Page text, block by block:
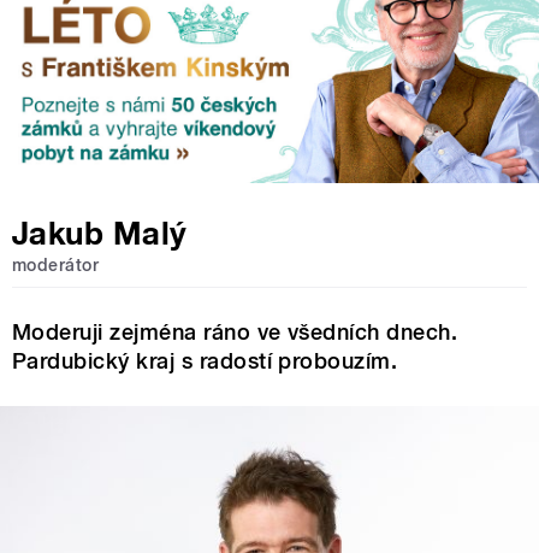
Jakub Malý
moderátor
Moderuji zejména ráno ve všedních dnech.
Pardubický kraj s radostí probouzím.